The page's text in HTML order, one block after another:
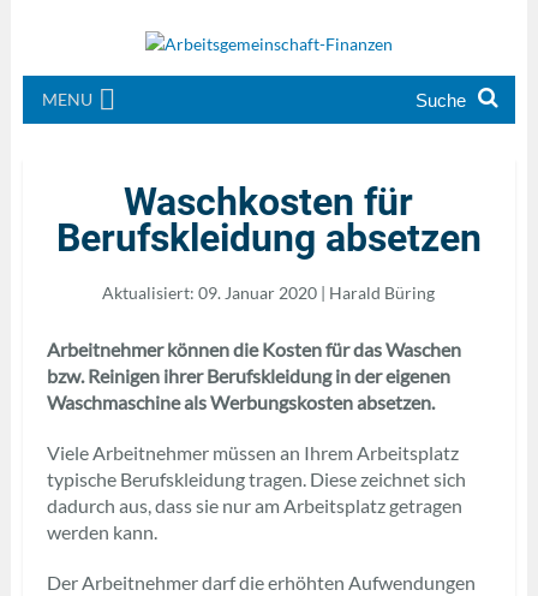
MENU
Waschkosten für
Berufskleidung absetzen
Aktualisiert: 09. Januar 2020 | Harald Büring
Arbeitnehmer können die Kosten für das Waschen
bzw. Reinigen ihrer Berufskleidung in der eigenen
Waschmaschine als Werbungskosten absetzen.
Viele Arbeitnehmer müssen an Ihrem Arbeitsplatz
typische Berufskleidung tragen. Diese zeichnet sich
dadurch aus, dass sie nur am Arbeitsplatz getragen
werden kann.
Der Arbeitnehmer darf die erhöhten Aufwendungen